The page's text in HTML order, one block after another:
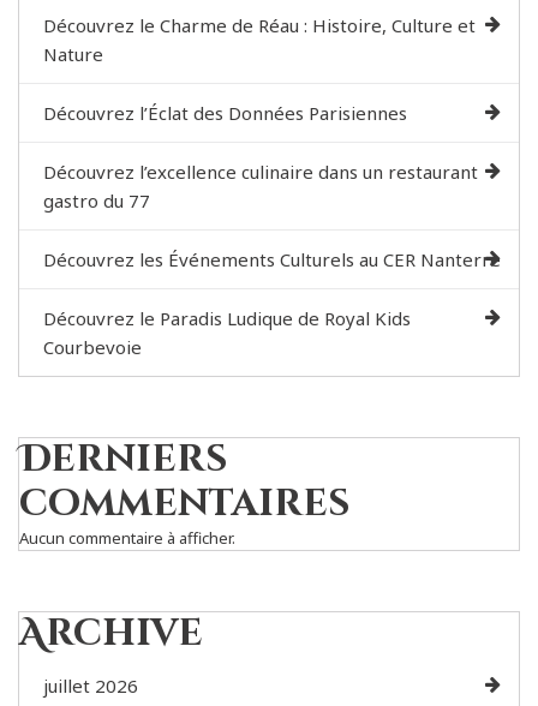
Découvrez le Charme de Réau : Histoire, Culture et
Nature
Découvrez l’Éclat des Données Parisiennes
Découvrez l’excellence culinaire dans un restaurant
gastro du 77
Découvrez les Événements Culturels au CER Nanterre
Découvrez le Paradis Ludique de Royal Kids
Courbevoie
Derniers
commentaires
Aucun commentaire à afficher.
Archive
juillet 2026